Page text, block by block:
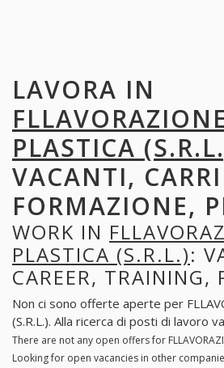
LAVORA IN
FLLAVORAZIONE
PLASTICA
VACANTI,
FORMAZIONE,
WORK IN
PLASTICA (S.R.L.):
CAREER, TRAINING,
Non ci sono offerte aperte per
(S.R.L.). Alla ricerca di posti di lavoro
There are not any open offers for
Looking for open vacancies in other